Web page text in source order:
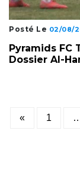
Posté Le 02/08/
Pyramids FC
Dossier Al-
« 1